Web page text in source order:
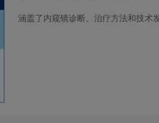
涵盖了内窥镜诊断、治疗方法和技术